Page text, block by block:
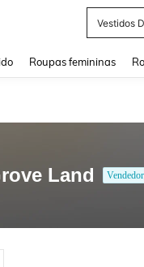
Vestidos
Roupas femininas
Land Vendedor